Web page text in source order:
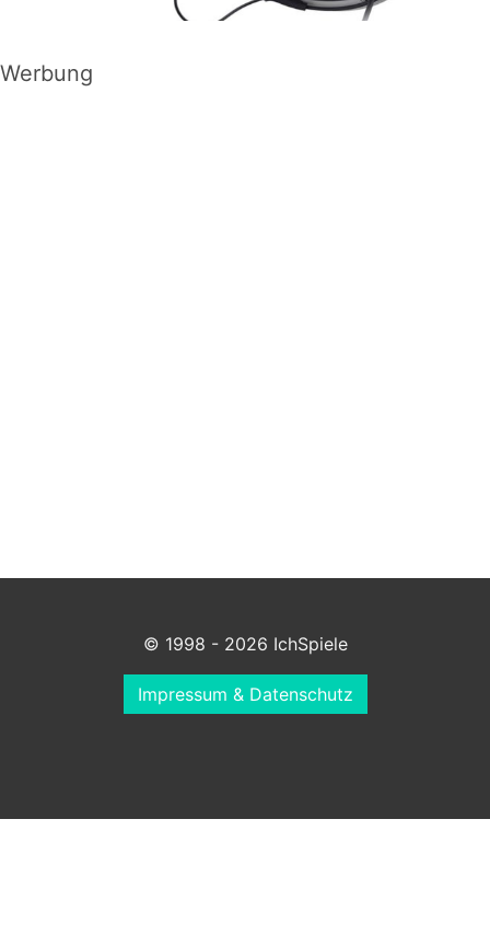
Werbung
© 1998 - 2026 IchSpiele
Impressum & Datenschutz